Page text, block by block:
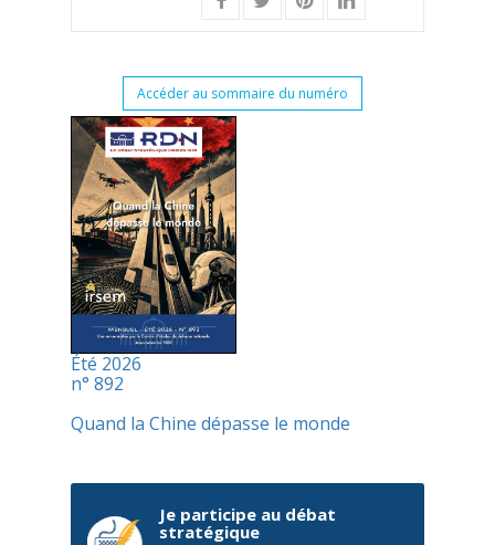
Accéder au sommaire du numéro
Été 2026
n° 892
Quand la Chine dépasse le monde
Je participe au débat
stratégique